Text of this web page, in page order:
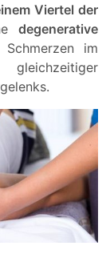
Viertel der
degenerative
im